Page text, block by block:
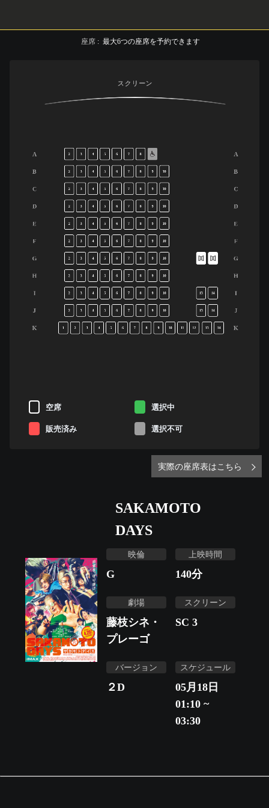
座席 : 最大6つの座席を予約できます
スクリーン
A
B
C
D
E
F
G
H
I
J
K
A
B
C
D
E
F
G
H
I
J
K
2 3 4 5 6 7 8
2 3 4 5 6 7 8 9 10
2 3 4 5 6 7 8 9 10
2 3 4 5 6 7 8 9 10
2 3 4 5 6 7 8 9 10
2 3 4 5 6 7 8 9 10
2 3 4 5 6 7 8 9 10
2 3 4 5 6 7 8 9 10
2 3 4 5 6 7 8 9 10 13 14
2 3 4 5 6 7 8 9 10 13 14
1 2 3 4 5 6 7 8 9 10 11 12 13 14
空席 選択中
販売済み 選択不可
実際の座席表はこちら
SAKAMOTO
DAYS
映倫
G
上映時間
140分
劇場
藤枝シネ・
プレーゴ
スクリーン
SC 3
バージョン
２D
スケジュール
05月18日
01:10 ~
03:30